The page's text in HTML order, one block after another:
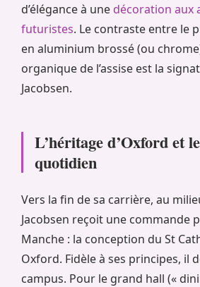
d’élégance à une décoration aux
futuristes. Le contraste entre le
en aluminium brossé (ou
organique de l’assise est la
Jacobsen.
L’héritage d’Oxford et
quotidien
Vers la fin de sa carrière, au
Jacobsen reçoit une commande
Manche : la conception du St
Oxford. Fidèle à ses principes, il
campus. Pour le grand hall («